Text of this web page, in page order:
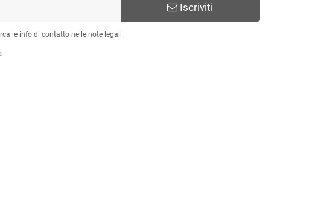
Iscriviti
le info di contatto nelle note legali.